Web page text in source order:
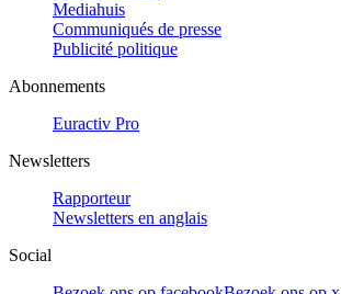
Mediahuis
Communiqués de presse
Publicité politique
Abonnements
Euractiv Pro
Newsletters
Rapporteur
Newsletters en anglais
Social